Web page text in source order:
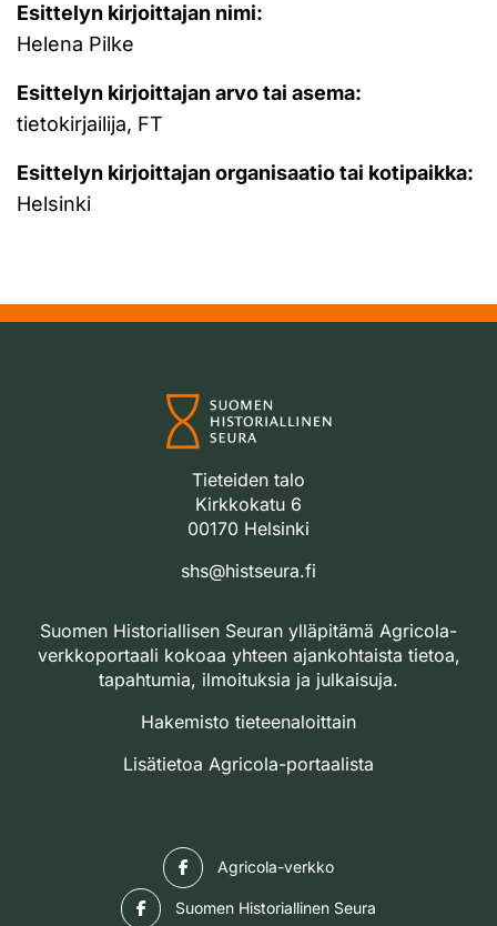
Esittelyn kirjoittajan nimi:
Helena Pilke
Esittelyn kirjoittajan arvo tai asema:
tietokirjailija, FT
Esittelyn kirjoittajan organisaatio tai kotipaikka:
Helsinki
Tieteiden talo
Kirkkokatu 6
00170 Helsinki
shs@histseura.fi
Suomen Historiallisen Seuran ylläpitämä Agricola-
verkkoportaali kokoaa yhteen ajankohtaista tietoa,
tapahtumia, ilmoituksia ja julkaisuja.
Hakemisto tieteenaloittain
Lisätietoa Agricola-portaalista
Agricola-verkko
Suomen Historiallinen Seura